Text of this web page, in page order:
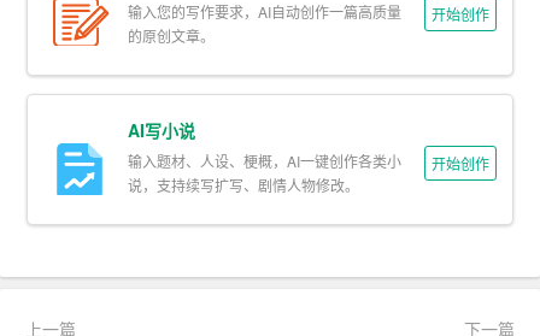
– 执行器在精密定位中的应用研究
5. CAD/CAM/CAE技术：
– 基于CAD的机械结构优化设计
– CAD/CAM集成技术在模具设计中的应用
– 基于CAE的机械系统动态分析与仿真
6. 电子信息技术：
输入您的写作要求，AI自动创作一篇高质量
的原创文章。
开始创作
AI写小说
输入题材、人设、梗概，AI一键创作各类小
说，支持续写扩写、剧情人物修改。
开始创作
上一篇 下一篇